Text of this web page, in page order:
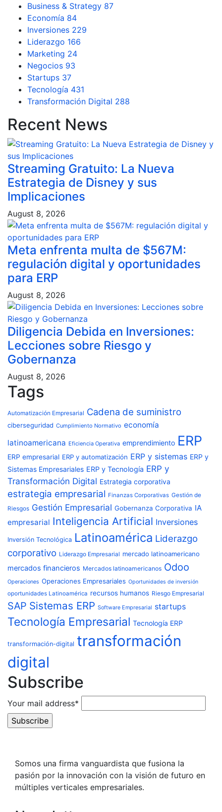
Business & Strategy 87
Economía 84
Inversiones 229
Liderazgo 166
Marketing 24
Negocios 93
Startups 37
Tecnología 431
Transformación Digital 288
Recent News
Streaming Gratuito: La Nueva
Estrategia de Disney y sus
Implicaciones
August 8, 2026
Meta enfrenta multa de $567M:
regulación digital y oportunidades
para ERP
August 8, 2026
Diligencia Debida en Inversiones:
Lecciones sobre Riesgo y
Gobernanza
August 8, 2026
Tags
Automatización Empresarial Cadena de suministro
ciberseguridad Cumplimiento Normativo economía
latinoamericana Eficiencia Operativa emprendimiento ERP
ERP empresarial ERP y automatización ERP y sistemas ERP y
Sistemas Empresariales ERP y Tecnología ERP y
Transformación Digital Estrategia corporativa
estrategia empresarial Finanzas Corporativas Gestión de
Riesgos Gestión Empresarial Gobernanza Corporativa IA
empresarial Inteligencia Artificial Inversiones
Inversión Tecnológica Latinoamérica Liderazgo
corporativo Liderazgo Empresarial mercado latinoamericano
mercados financieros Mercados latinoamericanos Odoo
Operaciones Operaciones Empresariales Oportunidades de inversión
oportunidades Latinoamérica recursos humanos Riesgo Empresarial
SAP Sistemas ERP Software Empresarial startups
Tecnología Empresarial Tecnología ERP
transformación-digital transformación
digital
Subscribe
Your mail address*
Somos una firma vanguardista que fusiona la
pasión por la innovación con la visión de futuro en
múltiples verticales empresariales.